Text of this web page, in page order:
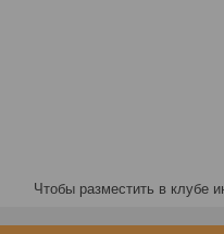
Чтобы разместить в клубе